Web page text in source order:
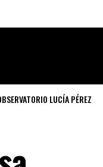
LUCÍA PÉREZ